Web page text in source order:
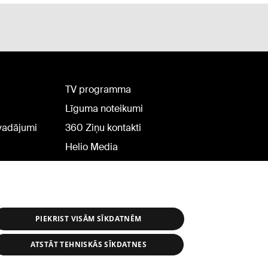
TV programma
Līguma noteikumi
360 Ziņu kontakti
Helio Media
PIEKRIST VISĀM SĪKDATNĒM
ATSTĀT TEHNISKĀS SĪKDATNES